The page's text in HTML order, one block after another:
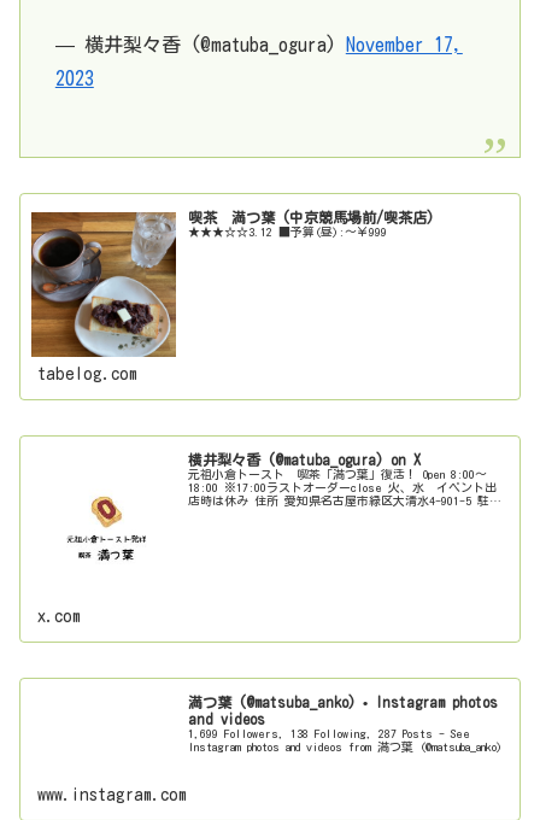
— 横井梨々香 (@matuba_ogura)
November 17,
2023
喫茶 満つ葉 (中京競馬場前/喫茶店)
★★★☆☆3.12 ■予算(昼):～￥999
tabelog.com
横井梨々香 (@matuba_ogura) on X
元祖小倉トースト 喫茶「満つ葉」復活！ Open 8:00〜
18:00 ※17:00ラストオーダーclose 火、水 イベント出
店時は休み 住所 愛知県名古屋市緑区大清水4-901-5 駐車
x.com
満つ葉 (@matsuba_anko) • Instagram photos
and videos
1,699 Followers, 138 Following, 287 Posts - See
Instagram photos and videos from 満つ葉 (@matsuba_anko)
www.instagram.com